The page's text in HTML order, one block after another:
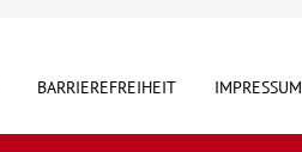
BARRIEREFREIHEIT IMPRESSUM